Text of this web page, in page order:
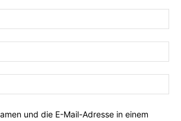
und die E-Mail-Adresse in einem